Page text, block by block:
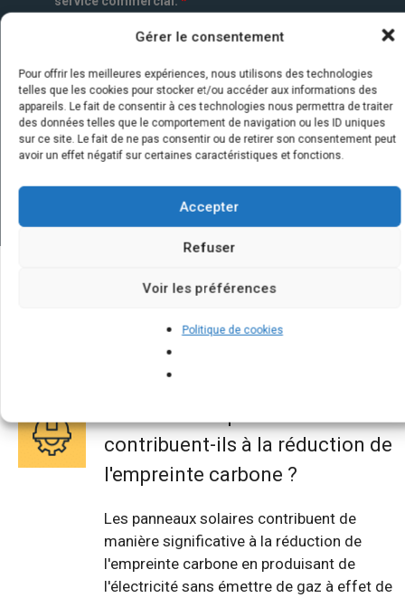
Gérer le consentement
Pour offrir les meilleures expériences, nous utilisons des technologies
telles que les cookies pour stocker et/ou accéder aux informations des
appareils. Le fait de consentir à ces technologies nous permettra de traiter
des données telles que le comportement de navigation ou les ID uniques
sur ce site. Le fait de ne pas consentir ou de retirer son consentement peut
avoir un effet négatif sur certaines caractéristiques et fonctions.
Accepter
Refuser
Voir les préférences
Politique de cookies
Quelques infos sur nos centrales
solaires : questions et réponses
contribuent-ils à la réduction de
l'empreinte carbone ?
Les panneaux solaires contribuent de
manière significative à la réduction de
l'empreinte carbone en produisant de
l'électricité sans émettre de gaz à effet de